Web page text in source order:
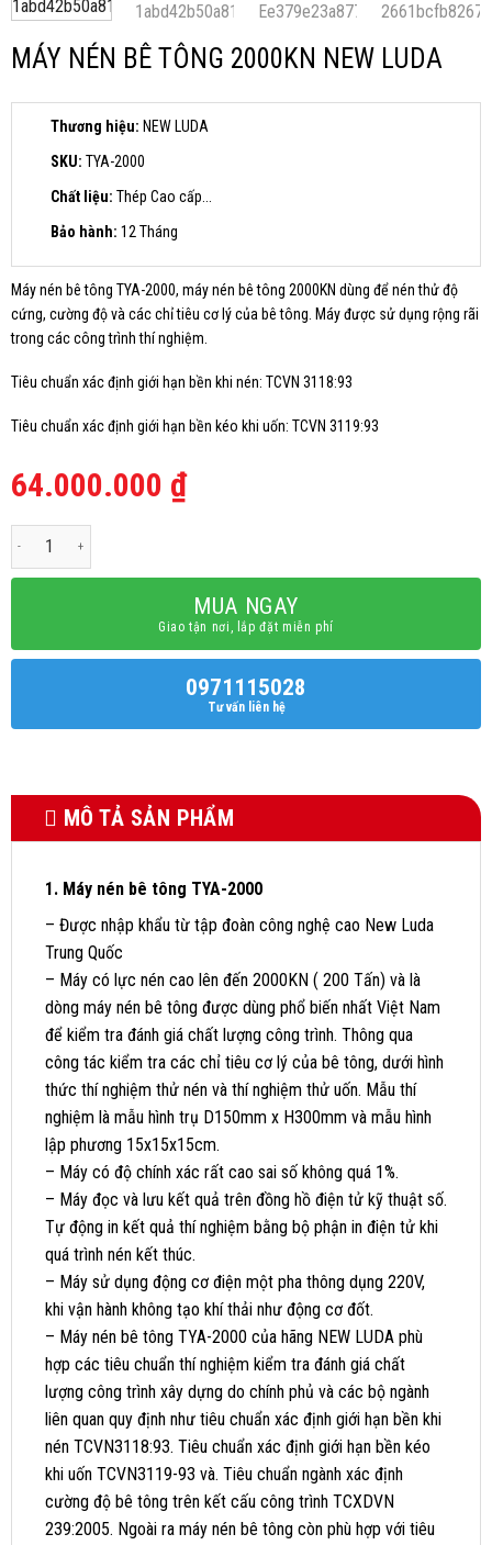
MÁY NÉN BÊ TÔNG 2000KN NEW LUDA
Thương hiệu: NEW LUDA
SKU: TYA-2000
Chất liệu: Thép Cao cấp...
Bảo hành: 12 Tháng
Máy nén bê tông TYA-2000, máy nén bê tông 2000KN dùng để nén thử độ
cứng, cường độ và các chỉ tiêu cơ lý của bê tông. Máy được sử dụng rộng rãi
trong các công trình thí nghiệm.
Tiêu chuẩn xác định giới hạn bền khi nén: TCVN 3118:93
Tiêu chuẩn xác định giới hạn bền kéo khi uốn: TCVN 3119:93
64.000.000 ₫
MÁY NÉN BÊ TÔNG 2000KN NEW LUDA số lượng
MUA NGAY
Giao tận nơi, lắp đặt miễn phí
0971115028
Tư vấn liên hệ
MÔ TẢ SẢN PHẨM
1. Máy nén bê tông TYA-2000
– Được nhập khẩu từ tập đoàn công nghệ cao New Luda
Trung Quốc
– Máy có lực nén cao lên đến 2000KN ( 200 Tấn) và là
dòng máy nén bê tông được dùng phổ biến nhất Việt Nam
để kiểm tra đánh giá chất lượng công trình. Thông qua
công tác kiểm tra các chỉ tiêu cơ lý của bê tông, dưới hình
thức thí nghiệm thử nén và thí nghiệm thử uốn. Mẫu thí
nghiệm là mẫu hình trụ D150mm x H300mm và mẫu hình
lập phương 15x15x15cm.
– Máy có độ chính xác rất cao sai số không quá 1%.
– Máy đọc và lưu kết quả trên đồng hồ điện tử kỹ thuật số.
Tự động in kết quả thí nghiệm bằng bộ phận in điện tử khi
quá trình nén kết thúc.
– Máy sử dụng động cơ điện một pha thông dụng 220V,
khi vận hành không tạo khí thải như động cơ đốt.
– Máy nén bê tông TYA-2000 của hãng NEW LUDA phù
hợp các tiêu chuẩn thí nghiệm kiểm tra đánh giá chất
lượng công trình xây dựng do chính phủ và các bộ ngành
liên quan quy định như tiêu chuẩn xác định giới hạn bền khi
nén TCVN3118:93. Tiêu chuẩn xác định giới hạn bền kéo
khi uốn TCVN3119-93 và. Tiêu chuẩn ngành xác định
cường độ bê tông trên kết cấu công trình TCXDVN
239:2005. Ngoài ra máy nén bê tông còn phù hợp với tiêu